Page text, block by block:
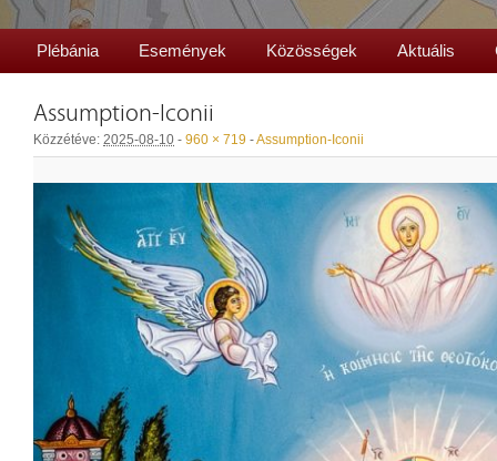
Plébánia Események Közösségek Aktuális
Assumption-Iconii
Közzétéve: 2025-08-10 - 960 × 719 -Assumption-Iconii